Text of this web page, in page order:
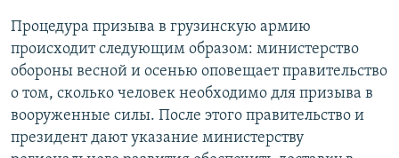
Процедура призыва в грузинскую армию
происходит следующим образом: министерство
обороны весной и осенью оповещает правительство
о том, сколько человек необходимо для призыва в
вооруженные силы. После этого правительство и
президент дают указание министерству